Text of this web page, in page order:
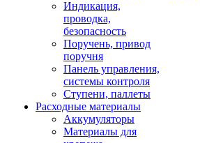
Индикация,
проводка,
безопасность
Поручень, привод
поручня
Панель управления,
системы контроля
Ступени, паллеты
Расходные материалы
Аккумуляторы
Материалы для